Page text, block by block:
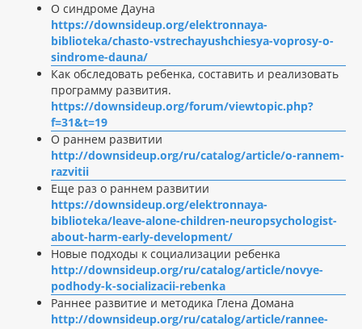
О синдроме Дауна
https://downsideup.org/elektronnaya-
biblioteka/chasto-vstrechayushchiesya-voprosy-o-
sindrome-dauna/
Как обследовать ребенка, составить и реализовать
программу развития.
https://downsideup.org/forum/viewtopic.php?
f=31&t=19
О раннем развитии
http://downsideup.org/ru/catalog/article/o-rannem-
razvitii
Еще раз о раннем развитии
https://downsideup.org/elektronnaya-
biblioteka/leave-alone-children-neuropsychologist-
about-harm-early-development/
Новые подходы к социализации ребенка
http://downsideup.org/ru/catalog/article/novye-
podhody-k-socializacii-rebenka
Раннее развитие и методика Глена Домана
http://downsideup.org/ru/catalog/article/rannee-